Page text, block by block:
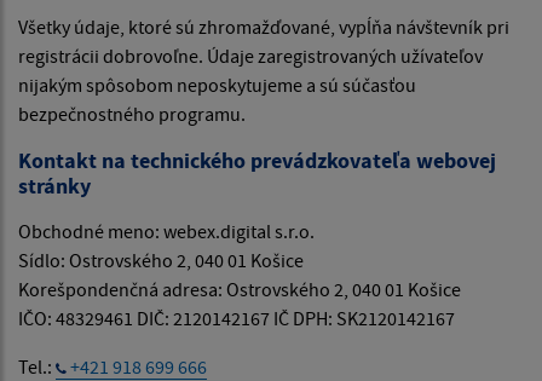
Všetky údaje, ktoré sú zhromažďované, vypĺňa návštevník pri
registrácii dobrovoľne. Údaje zaregistrovaných užívateľov
nijakým spôsobom neposkytujeme a sú súčasťou
bezpečnostného programu.
Kontakt na technického prevádzkovateľa webovej
stránky
Obchodné meno: webex.digital s.r.o.
Sídlo: Ostrovského 2, 040 01 Košice
Korešpondenčná adresa: Ostrovského 2, 040 01 Košice
IČO: 48329461 DIČ: 2120142167 IČ DPH: SK2120142167
Tel.:
+421 918 699 666